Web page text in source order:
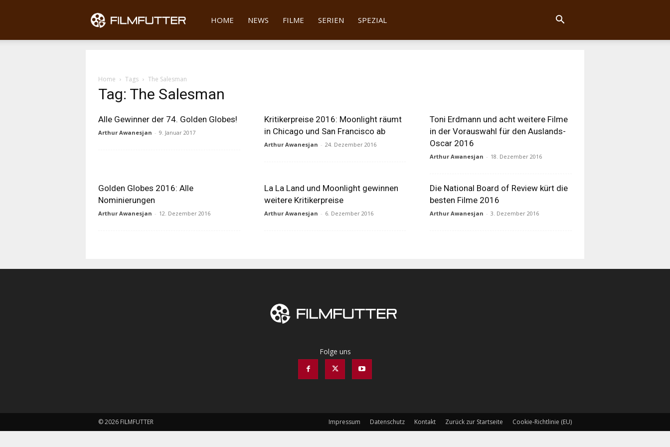
Filmfutter
HOME NEWS FILME SERIEN SPEZIAL
Home Tags The Salesman
Tag: The Salesman
Alle Gewinner der 74. Golden Globes!
Arthur Awanesjan - 9. Januar 2017
Kritikerpreise 2016: Moonlight räumt
in Chicago und San Francisco ab
Arthur Awanesjan - 24. Dezember 2016
Toni Erdmann und acht weitere Filme
in der Vorauswahl für den Auslands-
Oscar 2016
Arthur Awanesjan - 18. Dezember 2016
Golden Globes 2016: Alle
Nominierungen
Arthur Awanesjan - 12. Dezember 2016
La La Land und Moonlight gewinnen
weitere Kritikerpreise
Arthur Awanesjan - 6. Dezember 2016
Die National Board of Review kürt die
besten Filme 2016
Arthur Awanesjan - 3. Dezember 2016
Folge uns
Impressum Datenschutz Kontakt Zurück zur Startseite Cookie-Richtlinie (EU)
© 2026 FILMFUTTER